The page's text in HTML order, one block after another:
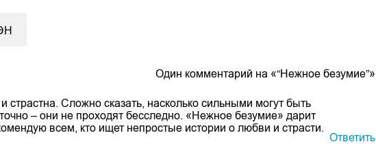
Один комментарий на «“Нежное безумие”»
страстна. Сложно сказать, насколько сильными могут быть
– они не проходят бесследно. «Нежное безумие» дарит
всем, кто ищет непростые истории о любви и страсти.
Ответить